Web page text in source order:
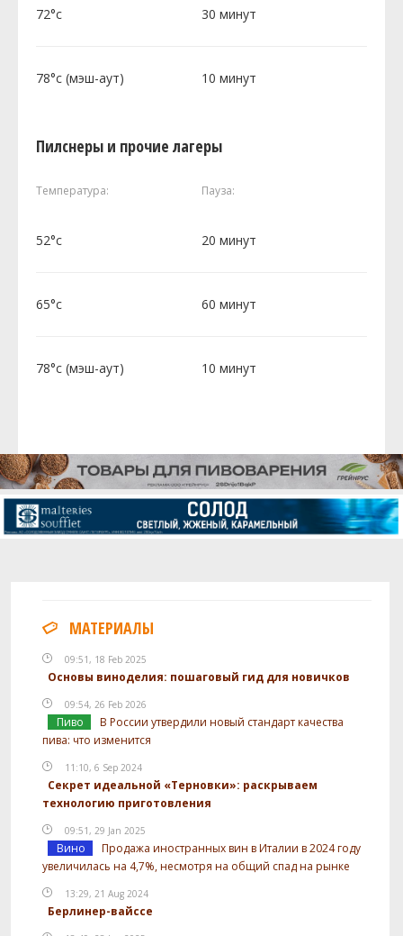
72°c 30 минут
78°c (мэш-аут) 10 минут
Пилснеры и прочие лагеры
Температура: Пауза:
52°c 20 минут
65°c 60 минут
78°c (мэш-аут) 10 минут
МАТЕРИАЛЫ
09:51, 18 Feb 2025
Основы виноделия: пошаговый гид для новичков
09:54, 26 Feb 2026
Пиво
В России утвердили новый стандарт качества
пива: что изменится
11:10, 6 Sep 2024
Секрет идеальной «Терновки»: раскрываем
технологию приготовления
09:51, 29 Jan 2025
Вино
Продажа иностранных вин в Италии в 2024 году
увеличилась на 4,7%, несмотря на общий спад на рынке
13:29, 21 Aug 2024
Берлинер-вайссе